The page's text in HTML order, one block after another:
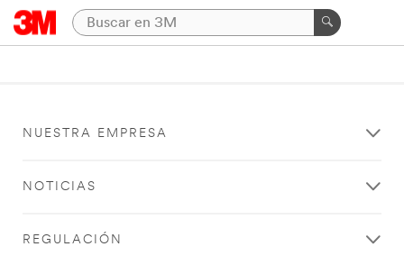
NUESTRA EMPRESA
NOTICIAS
REGULACIÓN